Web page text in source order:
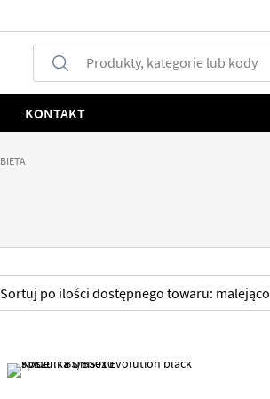
Produkty, kategorie lub kody
KONTAKT
Sortuj po ilości dostępnego towaru: malejąco